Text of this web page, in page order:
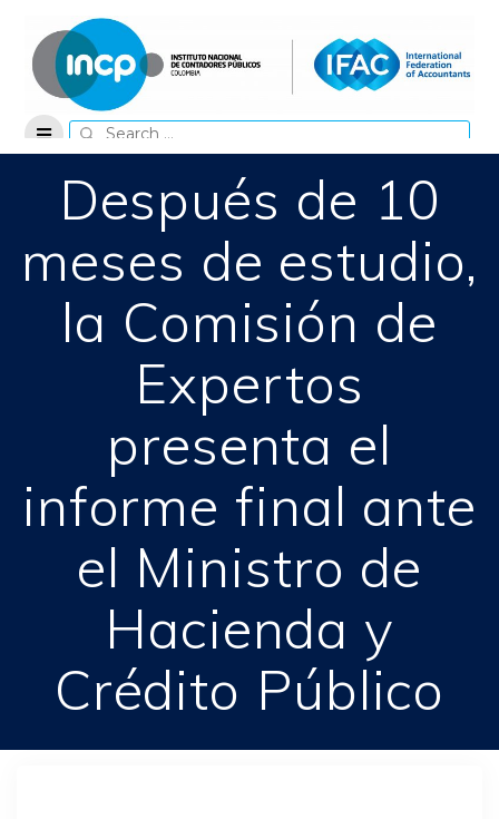
content
Search
for:
Después de 10
meses de estudio,
la Comisión de
Expertos
presenta el
informe final ante
el Ministro de
Hacienda y
Crédito Público